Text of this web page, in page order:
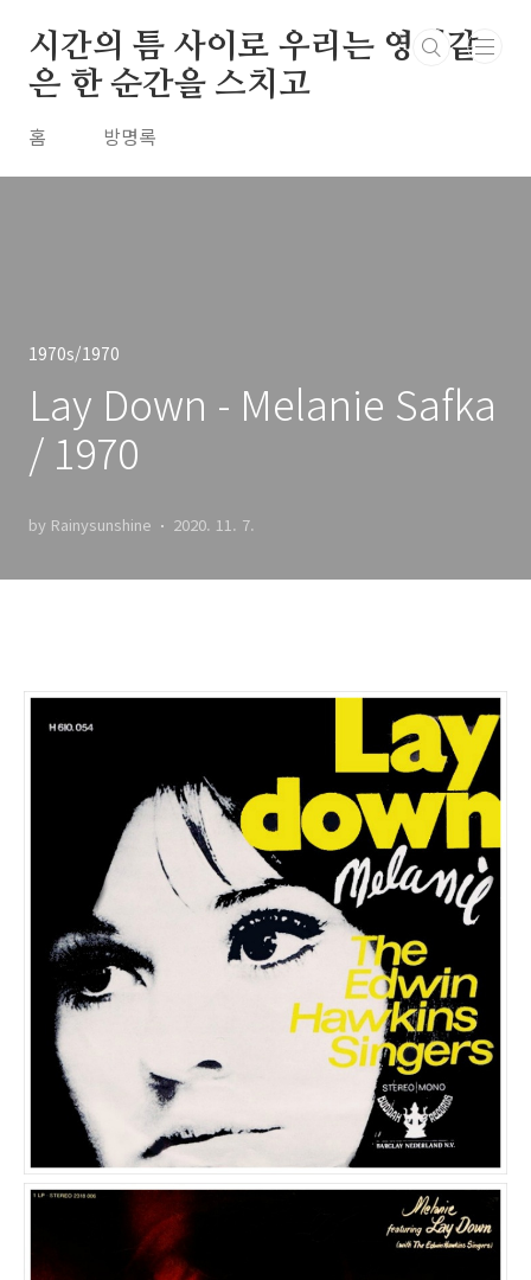
시간의 틈 사이로 우리는 영원같
은 한 순간을 스치고
홈 방명록
1970s/1970
Lay Down - Melanie Safka
/ 1970
by Rainysunshine 2020. 11. 7.